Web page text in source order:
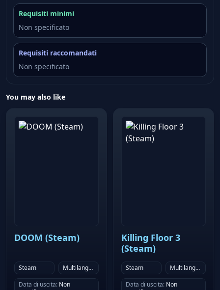
Requisiti minimi
Non specificato
Requisiti raccomandati
Non specificato
You may also like
DOOM (Steam)
Steam
Multilanguage
Data di uscita: Non
Killing Floor 3
(Steam)
Steam
Multilanguage
Data di uscita: Non